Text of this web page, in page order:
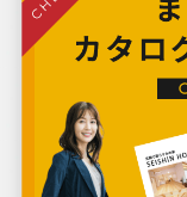
2024年5月
2024年3月